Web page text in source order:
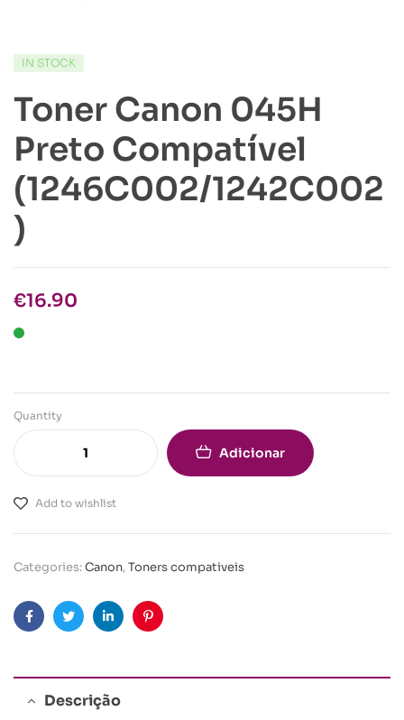
IN STOCK
Toner Canon 045H
Preto Compatível
(1246C002/1242C002
)
€16.90
Quantity
Adicionar
Add to wishlist
Categories:Canon,Toners compativeis
FacebookTwitterLinkedinPinterest
Descrição